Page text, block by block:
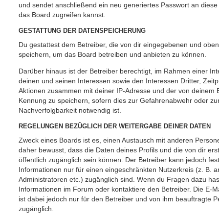
und sendet anschließend ein neu generiertes Passwort an
das Board zugreifen kannst.
GESTATTUNG DER DATENSPEICHERUNG
Du gestattest dem Betreiber, die von dir eingegebenen und
speichern, um das Board betreiben und anbieten zu können.
Darüber hinaus ist der Betreiber berechtigt, im Rahmen einer
deinen und seinen Interessen sowie den Interessen Dritter,
Aktionen zusammen mit deiner IP-Adresse und der von deinem
Kennung zu speichern, sofern dies zur Gefahrenabwehr oder
Nachverfolgbarkeit notwendig ist.
REGELUNGEN BEZÜGLICH DER WEITERGABE DEINER DATEN
Zweck eines Boards ist es, einen Austausch mit anderen
daher bewusst, dass die Daten deines Profils und die von dir
öffentlich zugänglich sein können. Der Betreiber kann jedoch
Informationen nur für einen eingeschränkten Nutzerkreis (z. B.
Administratoren etc.) zugänglich sind. Wenn du Fragen dazu
Informationen im Forum oder kontaktiere den Betreiber. Die E-
ist dabei jedoch nur für den Betreiber und von ihm beauftragte
zugänglich.